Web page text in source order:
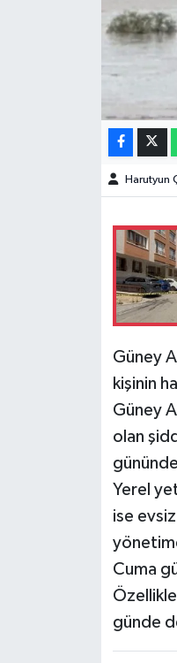
Harutyun
Güney
kişinin
Güney
olan
Yerel
ise
Cuma
günde
Hava Durumu
Kim kimdir?
Kültür Sanat
Televizyon
Yaşam-Çevre